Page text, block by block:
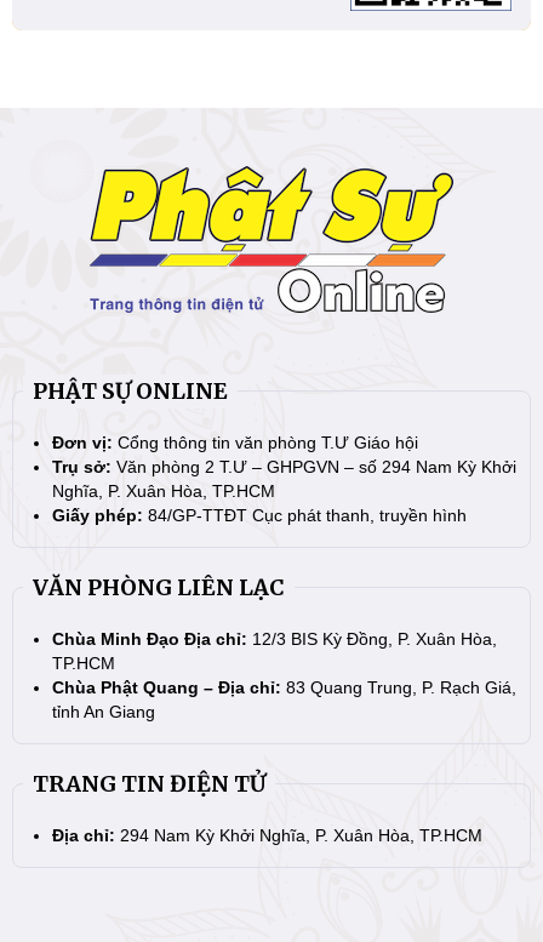
PHẬT SỰ ONLINE
Đơn vị: Cổng thông tin văn phòng T.Ư Giáo hội
Trụ sở: Văn phòng 2 T.Ư – GHPGVN – số 294 Nam Kỳ Khởi
Nghĩa, P. Xuân Hòa, TP.HCM
Giấy phép: 84/GP-TTĐT Cục phát thanh, truyền hình
VĂN PHÒNG LIÊN LẠC
Chùa Minh Đạo Địa chỉ: 12/3 BIS Kỳ Đồng, P. Xuân Hòa,
TP.HCM
Chùa Phật Quang – Địa chỉ: 83 Quang Trung, P. Rạch Giá,
tỉnh An Giang
TRANG TIN ĐIỆN TỬ
Địa chỉ: 294 Nam Kỳ Khởi Nghĩa, P. Xuân Hòa, TP.HCM